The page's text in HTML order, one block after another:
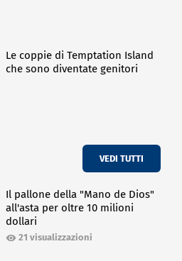
Le coppie di Temptation Island
che sono diventate genitori
VEDI TUTTI
Il pallone della "Mano de Dios"
all'asta per oltre 10 milioni
dollari
21 visualizzazioni